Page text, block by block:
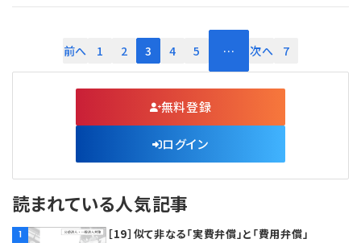
前へ 1 2 3 4 5 … 次へ 7
無料登録
ログイン
読まれている人気記事
1 ［19］似て非なる「実費弁償」と「費用弁償」